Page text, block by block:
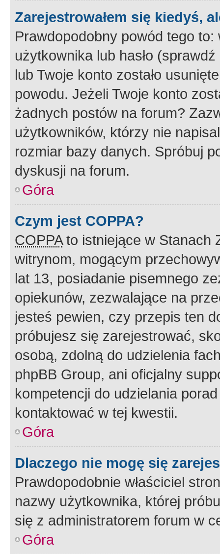
Zarejestrowałem się kiedyś,
Prawdopodobny powód tego to:
użytkownika lub hasło
lub Twoje konto zostało
powodu. Jeżeli Twoje konto
żadnych postów na forum?
użytkowników, którzy nie
rozmiar bazy danych. Spróbuj
dyskusji na forum.
Góra
Czym jest COPPA?
COPPAto istniejące w Stanach
witrynom, mogącym
lat 13, posiadanie pisemnego
opiekunów, zezwalające na
jesteś pewien, czy przepis ten
próbujesz się zarejestrować,
osobą, zdolną do udzielenia
phpBB Group, ani oficjalny
kompetencji do udzielania
kontaktować w tej kwestii.
Góra
Dlaczego nie mogę się
Prawdopodobnie właściciel
nazwy użytkownika, której
się z administratorem forum w
Góra